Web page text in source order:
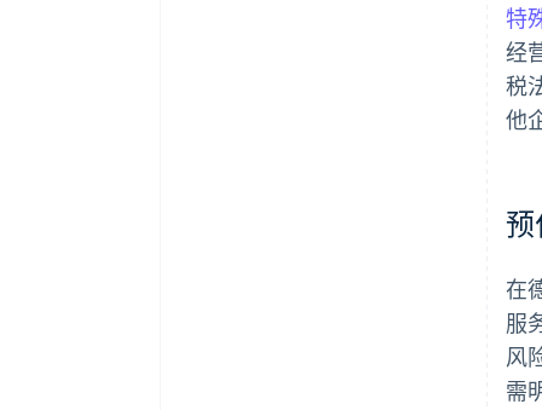
特
经
税
他
在
服
风
需